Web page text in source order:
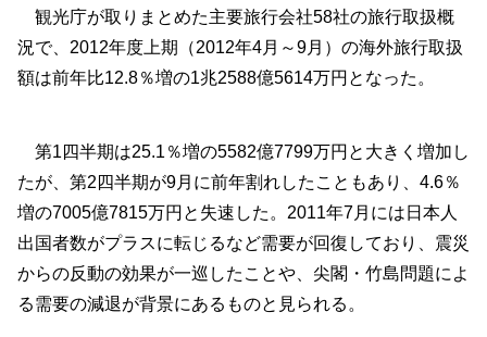
観光庁が取りまとめた主要旅行会社58社の旅行取扱概
況で、2012年度上期（2012年4月～9月）の海外旅行取扱
額は前年比12.8％増の1兆2588億5614万円となった。
第1四半期は25.1％増の5582億7799万円と大きく増加し
たが、第2四半期が9月に前年割れしたこともあり、4.6％
増の7005億7815万円と失速した。2011年7月には日本人
出国者数がプラスに転じるなど需要が回復しており、震災
からの反動の効果が一巡したことや、尖閣・竹島問題によ
る需要の減退が背景にあるものと見られる。